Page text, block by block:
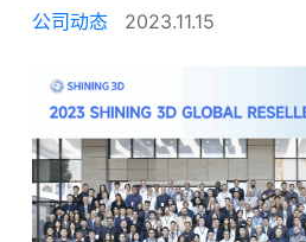
客户支持
资讯
公司动态 2023.11.15